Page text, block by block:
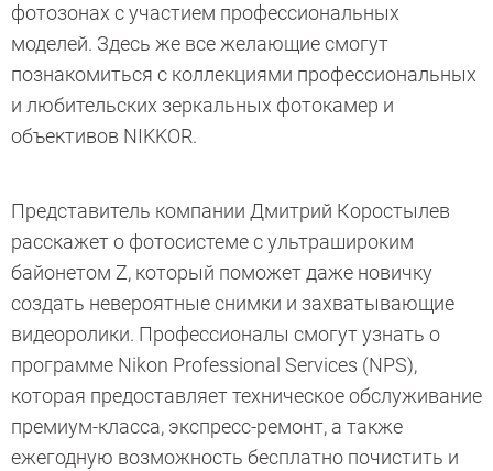
фотозонах с участием профессиональных
моделей. Здесь же все желающие смогут
познакомиться с коллекциями профессиональных
и любительских зеркальных фотокамер и
объективов NIKKOR.
Представитель компании Дмитрий Коростылев
расскажет о фотосистеме с ультрашироким
байонетом Z, который поможет даже новичку
создать невероятные снимки и захватывающие
видеоролики. Профессионалы смогут узнать о
программе Nikon Professional Services (NPS),
которая предоставляет техническое обслуживание
премиум-класса, экспресс-ремонт, а также
ежегодную возможность бесплатно почистить и